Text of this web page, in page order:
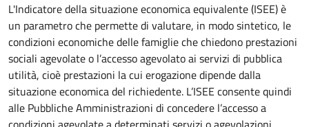
L'Indicatore della situazione economica equivalente (ISEE) è
un parametro che permette di valutare, in modo sintetico, le
condizioni economiche delle famiglie che chiedono prestazioni
sociali agevolate o l’accesso agevolato ai servizi di pubblica
utilità, cioè prestazioni la cui erogazione dipende dalla
situazione economica del richiedente. L’ISEE consente quindi
alle Pubbliche Amministrazioni di concedere l’accesso a